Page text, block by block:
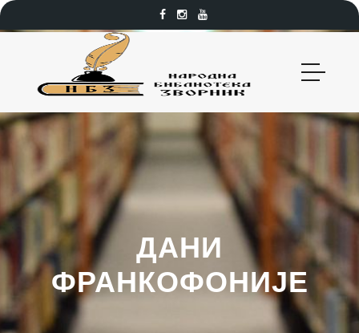
ДАНИ
ФРАНКОФОНИЈЕ